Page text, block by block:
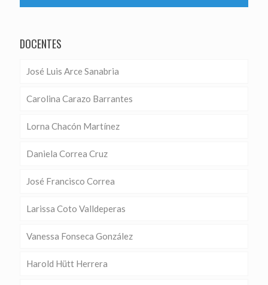
DOCENTES
José Luis Arce Sanabria
Carolina Carazo Barrantes
Lorna Chacón Martínez
Daniela Correa Cruz
José Francisco Correa
Larissa Coto Valldeperas
Vanessa Fonseca González
Harold Hütt Herrera